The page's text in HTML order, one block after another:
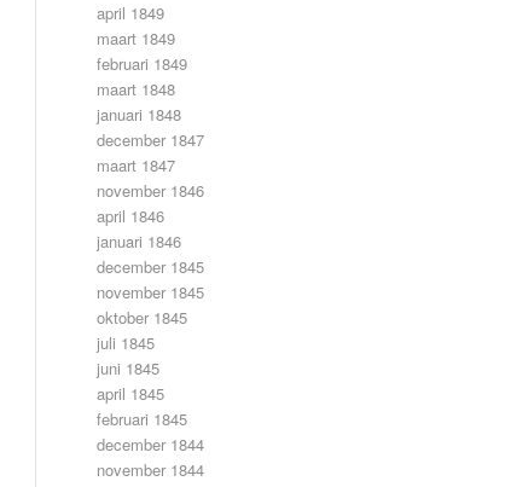
april 1849
maart 1849
februari 1849
maart 1848
januari 1848
december 1847
maart 1847
november 1846
april 1846
januari 1846
december 1845
november 1845
oktober 1845
juli 1845
juni 1845
april 1845
februari 1845
december 1844
november 1844